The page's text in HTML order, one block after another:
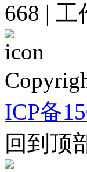
668 |
ICP备
回到顶